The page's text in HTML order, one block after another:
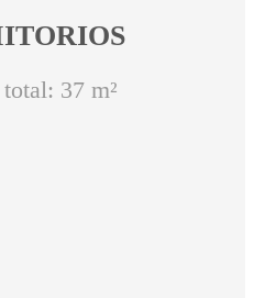
37 m²